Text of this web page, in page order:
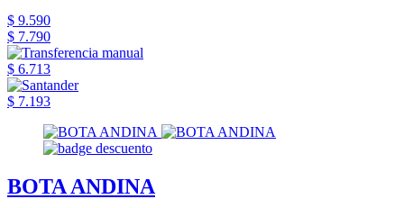
$ 9.590
$ 7.790
$ 6.713
$ 7.193
BOTA ANDINA